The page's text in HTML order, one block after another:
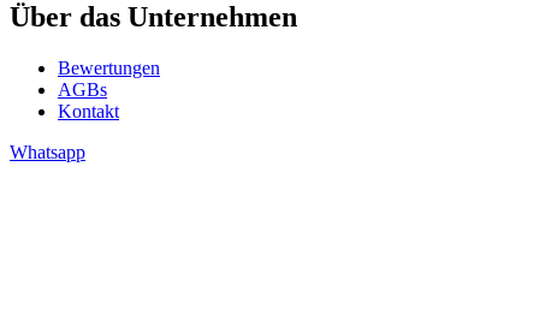
Über das Unternehmen
Bewertungen
AGBs
Kontakt
Whatsapp